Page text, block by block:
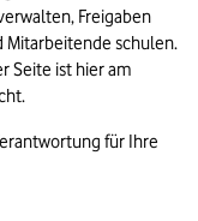
Freigaben
Mitarbeitende schulen.
Seite ist hier am
für Ihre